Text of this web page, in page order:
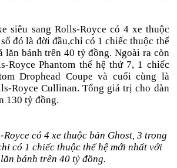
siêu sang Rolls-Royce có 4 xe thuộc
đó là đời đầu,chỉ có 1 chiếc thuộc thế
lăn bánh trên 40 tỷ đồng. Ngoài ra còn
Royce Phantom thế hệ thứ 7, 1 chiếc
Drophead Coupe và cuối cùng là
Royce Cullinan. Tổng giá trị cho dàn
130 tỷ đồng.
Royce có 4 xe thuộc bản Ghost, 3 trong
có 1 chiếc thuộc thế hệ mới nhất với
bánh trên 40 tỷ đồng.